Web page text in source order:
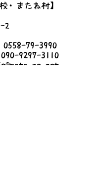
・またね村】
2
79-3990
090-9297-3110
ne.net